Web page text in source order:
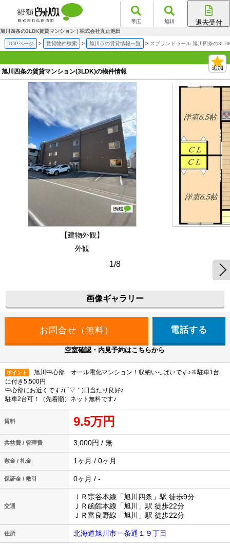
帯広 旭川 退去受付
旭川四条の3LDK賃貸マンション | 株式会社丸正池田
TOPページ 賃貸物件検索 旭川市の賃貸情報一覧 スプランドゥール 旭川四条の
旭川四条の賃貸マンション(3LDK)の物件情報
【建物外観】
外観
1/8
画像ギャラリー
電話する
空室確認・内見予約はこちらから
ポイント
旭川中心部 オール電化マンション！収納いっぱいです♪※駐車1台
に付き5,500円
中心部にお近くです♪( ´▽｀)日当たり良好♪
駐車2台可！（先着順）ネット無料です♪
賃料 9.5万円
共益費 / 管理費 3,000円 / 無
敷金 / 礼金 1ヶ月 / 0ヶ月
保証金 / 敷引 0ヶ月 / -
交通
ＪＲ宗谷本線「旭川四条」駅 徒歩9分
ＪＲ函館本線「旭川」駅 徒歩22分
ＪＲ富良野線「旭川」駅 徒歩22分
住所 北海道旭川市一条通１９丁目